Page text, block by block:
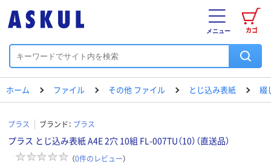
カゴ
メニュー
ホーム ファイル その他 ファイル とじ込み表紙 綴
プラス ブランド： プラス
プラス とじ込み表紙 A4E 2穴 10組 FL-007TU（10）（直送品）
（0件のレビュー）